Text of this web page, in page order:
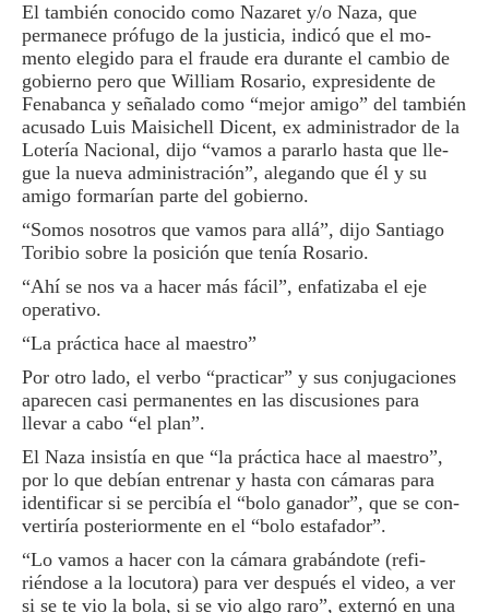
El también conocido co­mo Nazaret y/o Naza, que
permanece prófugo de la justicia, indicó que el mo­
mento elegido para el frau­de era durante el cambio de
gobierno pero que William Rosario, expresidente de
Fenabanca y señalado como “mejor amigo” del también
acusado Luis Maisichell Di­cent, ex administrador de la
Lotería Nacional, dijo “va­mos a pararlo hasta que lle­
gue la nueva administra­ción”, alegando que él y su
amigo formarían parte del gobierno.
“Somos nosotros que va­mos para allá”, dijo Santia­go
Toribio sobre la posición que tenía Rosario.
“Ahí se nos va a hacer más fácil”, enfatizaba el eje
operativo.
“La práctica hace al maestro”
Por otro lado, el verbo “practicar” y sus conjuga­ciones
aparecen casi per­manentes en las discusiones para
llevar a cabo “el plan”.
El Naza insistía en que “la práctica hace al maestro”,
por lo que debían entrenar y hasta con cámaras para
identificar si se percibía el “bolo ganador”, que se con­
vertiría posteriormente en el “bolo estafador”.
“Lo vamos a hacer con la cámara grabándote (refi­
riéndose a la locutora) para ver después el video, a ver
si se te vio la bola, si se vio algo raro”, externó en una